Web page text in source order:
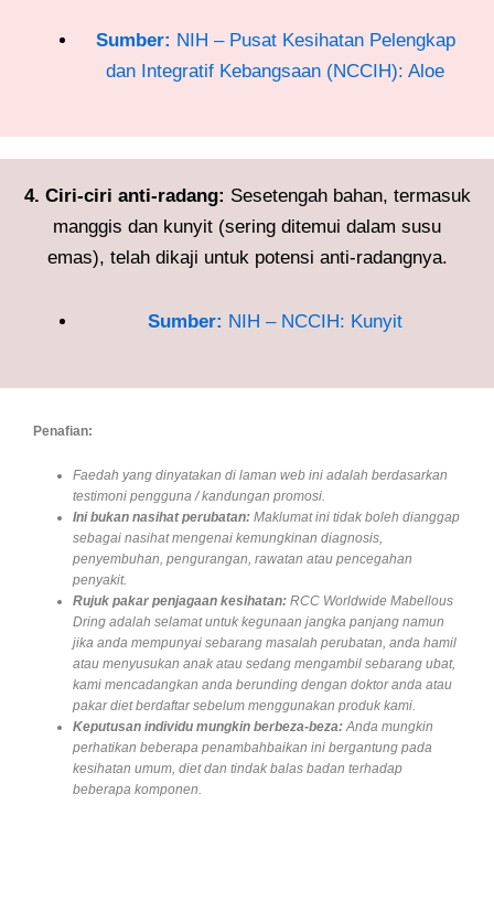
Sumber: NIH – Pusat Kesihatan Pelengkap
dan Integratif Kebangsaan (NCCIH): Aloe
4. Ciri-ciri anti-radang: Sesetengah bahan, termasuk
manggis dan kunyit (sering ditemui dalam susu
emas), telah dikaji untuk potensi anti-radangnya.
Sumber: NIH – NCCIH: Kunyit
Penafian:
Faedah yang dinyatakan di laman web ini adalah berdasarkan
testimoni pengguna / kandungan promosi.
Ini bukan nasihat perubatan: Maklumat ini tidak boleh dianggap
sebagai nasihat mengenai kemungkinan diagnosis,
penyembuhan, pengurangan, rawatan atau pencegahan
penyakit.
Rujuk pakar penjagaan kesihatan: RCC Worldwide Mabellous
Dring adalah selamat untuk kegunaan jangka panjang namun
jika anda mempunyai sebarang masalah perubatan, anda hamil
atau menyusukan anak atau sedang mengambil sebarang ubat,
kami mencadangkan anda berunding dengan doktor anda atau
pakar diet berdaftar sebelum menggunakan produk kami.
Keputusan individu mungkin berbeza-beza: Anda mungkin
perhatikan beberapa penambahbaikan ini bergantung pada
kesihatan umum, diet dan tindak balas badan terhadap
beberapa komponen.